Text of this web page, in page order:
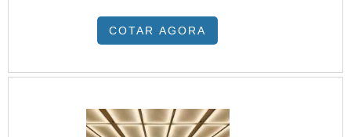
espalhar a luz, propagando-a pelo
ambiente. Normalmente, tem prismas na
luz numa distribuição uniformizada que
otimizado para exercer essa função, com
COTAR AGORA